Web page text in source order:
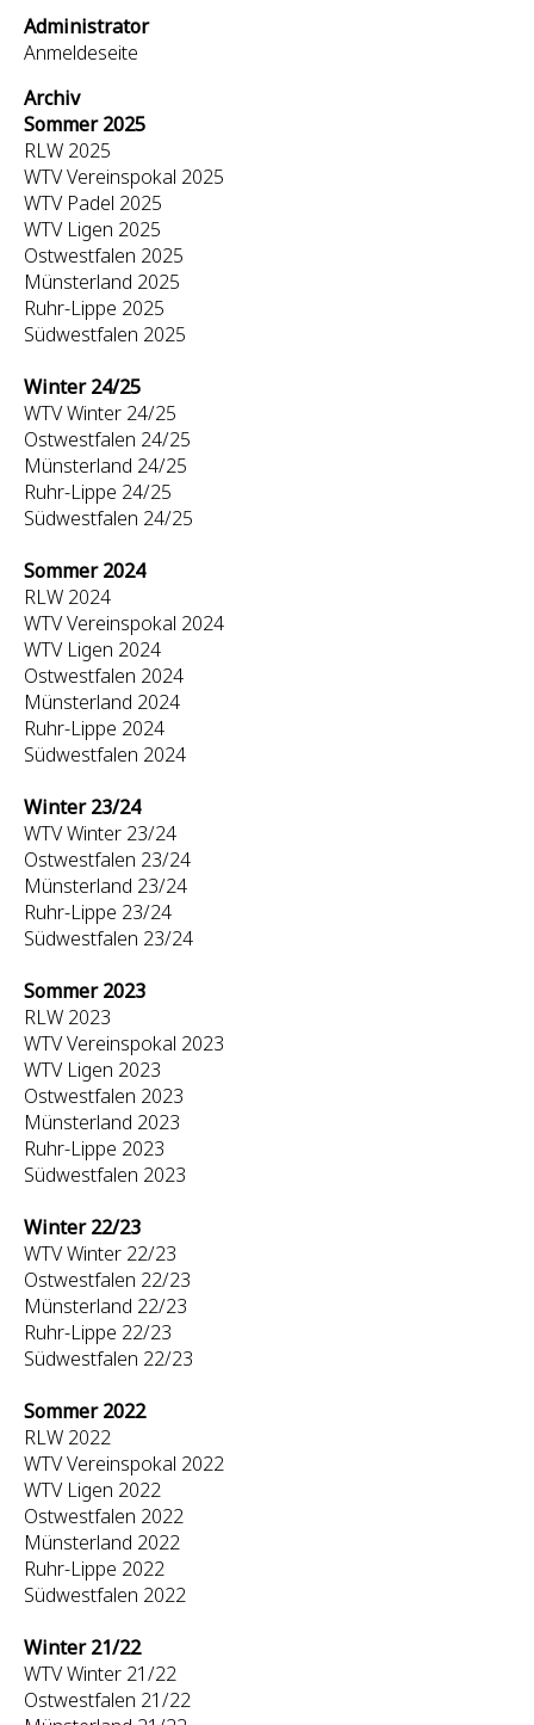
Administrator
Anmeldeseite
Archiv
Sommer 2025
RLW 2025
WTV Vereinspokal 2025
WTV Padel 2025
WTV Ligen 2025
Ostwestfalen 2025
Münsterland 2025
Ruhr-Lippe 2025
Südwestfalen 2025
Winter 24/25
WTV Winter 24/25
Ostwestfalen 24/25
Münsterland 24/25
Ruhr-Lippe 24/25
Südwestfalen 24/25
Sommer 2024
RLW 2024
WTV Vereinspokal 2024
WTV Ligen 2024
Ostwestfalen 2024
Münsterland 2024
Ruhr-Lippe 2024
Südwestfalen 2024
Winter 23/24
WTV Winter 23/24
Ostwestfalen 23/24
Münsterland 23/24
Ruhr-Lippe 23/24
Südwestfalen 23/24
Sommer 2023
RLW 2023
WTV Vereinspokal 2023
WTV Ligen 2023
Ostwestfalen 2023
Münsterland 2023
Ruhr-Lippe 2023
Südwestfalen 2023
Winter 22/23
WTV Winter 22/23
Ostwestfalen 22/23
Münsterland 22/23
Ruhr-Lippe 22/23
Südwestfalen 22/23
Sommer 2022
RLW 2022
WTV Vereinspokal 2022
WTV Ligen 2022
Ostwestfalen 2022
Münsterland 2022
Ruhr-Lippe 2022
Südwestfalen 2022
Winter 21/22
WTV Winter 21/22
Ostwestfalen 21/22